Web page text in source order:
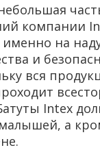
компании
на
и
вся
Intex
а